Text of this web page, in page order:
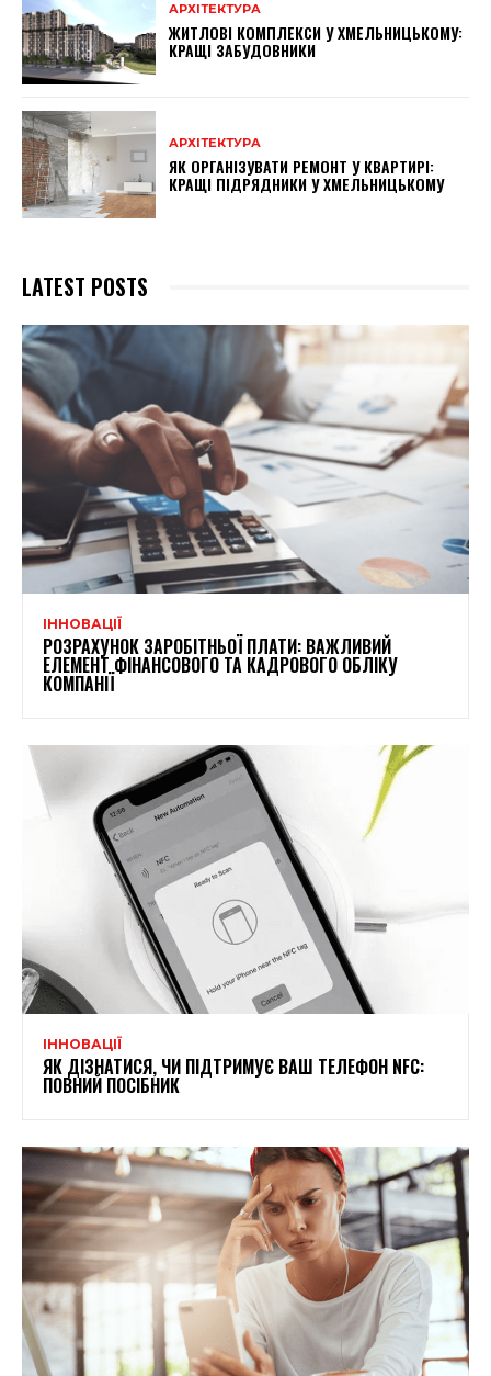
АРХІТЕКТУРА
ЖИТЛОВІ КОМПЛЕКСИ У ХМЕЛЬНИЦЬКОМУ:
КРАЩІ ЗАБУДОВНИКИ
АРХІТЕКТУРА
ЯК ОРГАНІЗУВАТИ РЕМОНТ У КВАРТИРІ:
КРАЩІ ПІДРЯДНИКИ У ХМЕЛЬНИЦЬКОМУ
LATEST POSTS
ІННОВАЦІЇ
РОЗРАХУНОК ЗАРОБІТНЬОЇ ПЛАТИ: ВАЖЛИВИЙ
ЕЛЕМЕНТ ФІНАНСОВОГО ТА КАДРОВОГО ОБЛІКУ
КОМПАНІЇ
ІННОВАЦІЇ
ЯК ДІЗНАТИСЯ, ЧИ ПІДТРИМУЄ ВАШ ТЕЛЕФОН NFC:
ПОВНИЙ ПОСІБНИК